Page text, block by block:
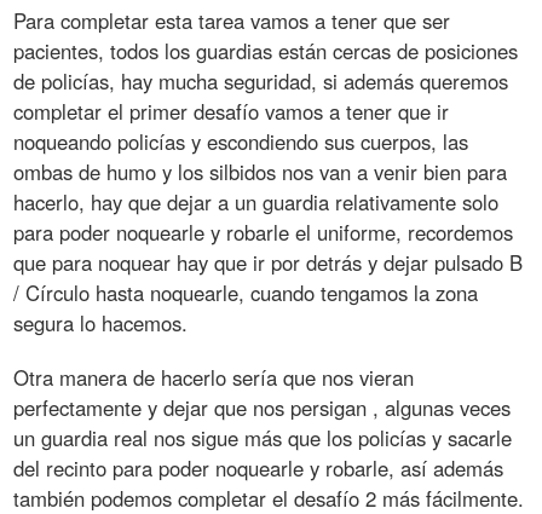
Para completar esta tarea vamos a tener que ser
pacientes, todos los guardias están cercas de posiciones
de policías, hay mucha seguridad, si además queremos
completar el primer desafío vamos a tener que ir
noqueando policías y escondiendo sus cuerpos, las
ombas de humo y los silbidos nos van a venir bien para
hacerlo, hay que dejar a un guardia relativamente solo
para poder noquearle y robarle el uniforme, recordemos
que para noquear hay que ir por detrás y dejar pulsado B
/ Círculo hasta noquearle, cuando tengamos la zona
segura lo hacemos.
Otra manera de hacerlo sería que nos vieran
perfectamente y dejar que nos persigan , algunas veces
un guardia real nos sigue más que los policías y sacarle
del recinto para poder noquearle y robarle, así además
también podemos completar el desafío 2 más fácilmente.